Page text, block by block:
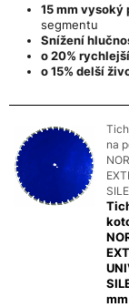
15 mm vysoký
segmentu
Snížení
o 20%
o 15% delší
na
mm